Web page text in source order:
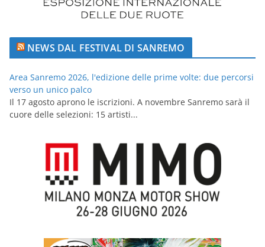
NEWS DAL FESTIVAL DI SANREMO
Area Sanremo 2026, l'edizione delle prime volte: due percorsi
verso un unico palco
Il 17 agosto aprono le iscrizioni. A novembre Sanremo sarà il
cuore delle selezioni: 15 artisti...